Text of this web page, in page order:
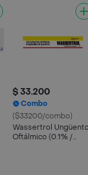
$ 33.200
Combo
($33200/combo)
Wassertrol
Oftálmico (0.1% /